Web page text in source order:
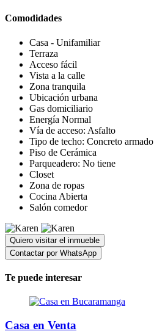
Comodidades
Casa - Unifamiliar
Terraza
Acceso fácil
Vista a la calle
Zona tranquila
Ubicación urbana
Gas domiciliario
Energía Normal
Vía de acceso: Asfalto
Tipo de techo: Concreto armado
Piso de Cerámica
Parqueadero: No tiene
Closet
Zona de ropas
Cocina Abierta
Salón comedor
Quiero visitar el inmueble
Contactar por WhatsApp
Te puede interesar
Casa en Venta